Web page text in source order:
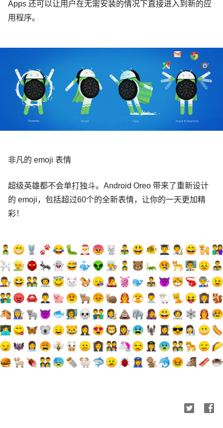
Apps 还可以让用户在无需安装的情况下直接进入到新的应
用程序。
非凡的 emoji 表情
超级英雄都不会单打独斗。Android Oreo 带来了重新设计
的 emoji，包括超过60个的全新表情，让你的一天更加精
彩！